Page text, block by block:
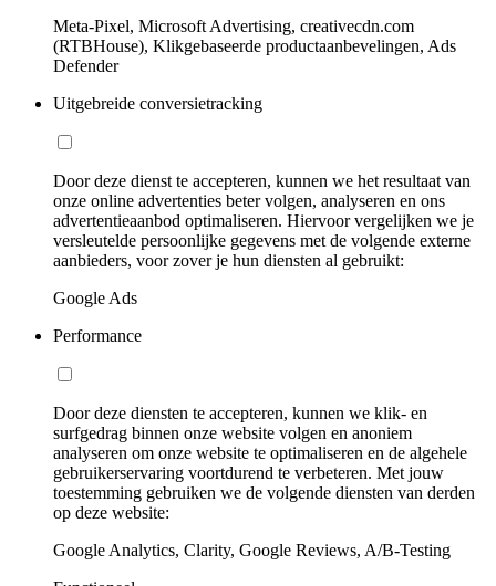
Meta-Pixel, Microsoft Advertising, creativecdn.com
(RTBHouse), Klikgebaseerde productaanbevelingen, Ads
Defender
Uitgebreide conversietracking
Door deze dienst te accepteren, kunnen we het resultaat van
onze online advertenties beter volgen, analyseren en ons
advertentieaanbod optimaliseren. Hiervoor vergelijken we je
versleutelde persoonlijke gegevens met de volgende externe
aanbieders, voor zover je hun diensten al gebruikt:
Google Ads
Performance
Door deze diensten te accepteren, kunnen we klik- en
surfgedrag binnen onze website volgen en anoniem
analyseren om onze website te optimaliseren en de algehele
gebruikerservaring voortdurend te verbeteren. Met jouw
toestemming gebruiken we de volgende diensten van derden
op deze website:
Google Analytics, Clarity, Google Reviews, A/B-Testing